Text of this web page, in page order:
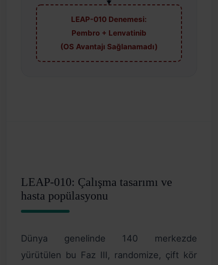
LEAP-010 Denemesi:
Pembro + Lenvatinib
(OS Avantajı Sağlanamadı)
LEAP-010: Çalışma tasarımı ve
hasta popülasyonu
Dünya genelinde 140 merkezde
yürütülen bu Faz III, randomize, çift kör